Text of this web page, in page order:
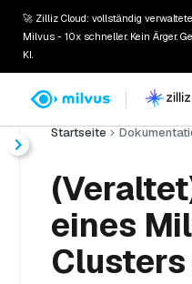
🚀 Zilliz Cloud: vollständig
Milvus - 10x schneller. Kein Ärger.
KI.
Startseite
eines